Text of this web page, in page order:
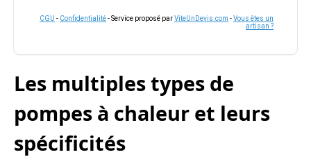
CGU - Confidentialité- Service proposé parViteUnDevis.com -Vous êtes un
artisan ?
Les multiples types de
pompes à chaleur et leurs
spécificités